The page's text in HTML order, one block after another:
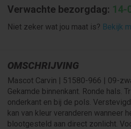
Verwachte bezorgdag: 14-
Niet zeker wat jou maat is? Bekijk
OMSCHRIJVING
Mascot Carvin | 51580-966 | 09-
Gekamde binnenkant. Ronde hals.
onderkant en bij de pols.
kan van kleur veranderen wanneer
blootgesteld aan direct zonlicht.